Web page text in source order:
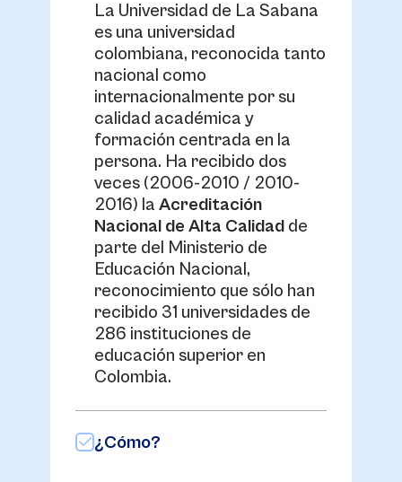
La Universidad de La Sabana
es una universidad
colombiana, reconocida tanto
nacional como
internacionalmente por su
calidad académica y
formación centrada en la
persona. Ha recibido dos
veces (2006-2010 / 2010-
2016) la Acreditación
Nacional de Alta Calidad de
parte del Ministerio de
Educación Nacional,
reconocimiento que sólo han
recibido 31 universidades de
286 instituciones de
educación superior en
Colombia.
¿Cómo?